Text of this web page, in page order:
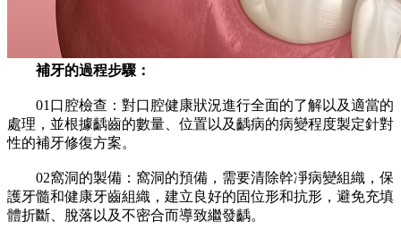
補牙的過程步驟：
01口腔檢查：對口腔健康狀況進行全面的了解以及適當的
處理，並根據齲齒的數量、位置以及齲病的病變程度製定針對
性的補牙修復方案。
02窩洞的製備：窩洞的預備，需要清除幹凈病變組織，保
護牙髓和健康牙齒組織，建立良好的固位形和抗形，避免充填
體折斷、脫落以及不密合而導致繼發齲。